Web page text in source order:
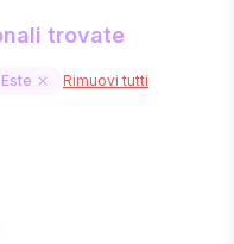
trovate
Rimuovi tutti